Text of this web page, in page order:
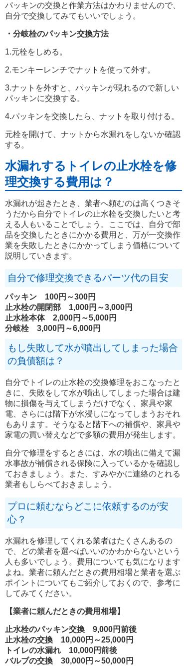
パッキンの交換と作業方法はかわりませんので、
自分で交換してみてもいいでしょう。
・分岐栓のパッキン交換方法
1.元栓をしめる。
2.モンキーレンチでナットを使って外す。
3.ナットを外すと、パッキンが現れるので新しい
パッキンに交換する。
4.パッキンを交換したら、ナットを取り付ける。
元栓を開けて、ナットから水漏れをしないか確認
する。
水漏れするトイレの止水栓を修
理交換する費用は？
水漏れが起きたとき、業者へ頼むのは高くつきそ
うだから自分でトイレの止水栓を交換したいと考
える人もいることでしょう。ここでは、自分で部
品を交換したときにかかる費用と、万が一交換作
業を失敗したときにかかってしまう価格について
説明していきます。
自分で修理交換できるパーツ代の目安
パッキン 100円～300円
止水栓の開閉部 1,000円～3,000円
止水栓本体 2,000円～5,000円
分岐栓 3,000円～6,000円
もし失敗して水が噴出してしまった場合
の負債額は？
自分でトイレの止水栓の交換修理をおこなったと
きに、失敗をして水が噴出してしまった場合は建
物に損傷を与えてしまうだけでなく、家具や家
電、さらには階下が水浸しになってしまうおそれ
もあります。そうなると階下への補償や、家具や
家電の買い替えなどで多額の費用が発生します。
自分で修理をするときには、水の噴出に備えて漏
水事故が補償される保険に入っているかを確認し
ておきましょう。また、すみやかに連絡のとれる
業者もしらべておきましょう。
プロに頼むならどこに依頼するのが安
心？
水漏れを修理してくれる業者はたくさんあるの
で、どの業者を選べばいいのかわからないという
人も多いでしょう。費用についても気になります
よね。業者に頼んだときの費用相場と業者を選ぶ
ポイントについてもご紹介しておくので、参考に
してみてください。
【業者に頼んだときの費用相場】
止水栓のパッキン交換 9,000円前後
止水栓の交換 10,000円～25,000円
トイレの水漏れ 10,000円前後
バルブの交換 30,000円～50,000円